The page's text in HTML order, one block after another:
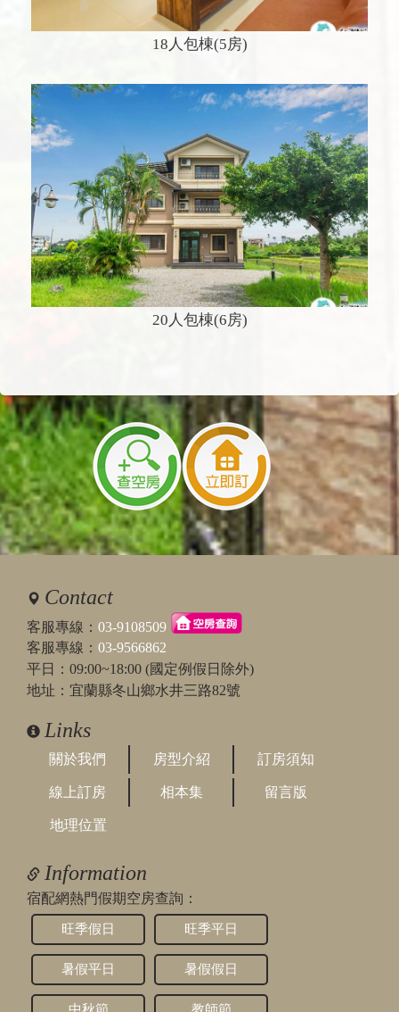
18人包棟(5房)
20人包棟(6房)
Contact
客服專線： 03-9108509
客服專線： 03-9566862
平日：09:00~18:00 (國定例假日除外)
地址：宜蘭縣冬山鄉水井三路82號
Links
關於我們 房型介紹 訂房須知
線上訂房 相本集 留言版
地理位置
Information
宿配網熱門假期空房查詢：
旺季假日 旺季平日
暑假平日 暑假假日